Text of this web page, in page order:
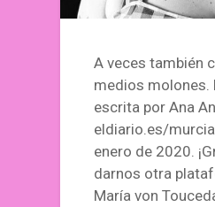
A veces también
medios molones.
escrita por Ana
eldiario.es/
enero de 2020.
darnos otra
María von